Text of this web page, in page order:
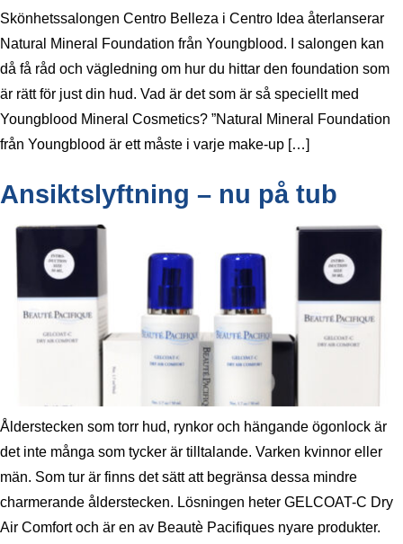
Skönhetssalongen Centro Belleza i Centro Idea återlanserar
Natural Mineral Foundation från Youngblood. I salongen kan
då få råd och vägledning om hur du hittar den foundation som
är rätt för just din hud. Vad är det som är så speciellt med
Youngblood Mineral Cosmetics? ”Natural Mineral Foundation
från Youngblood är ett måste i varje make-up […]
Ansiktslyftning – nu på tub
Ålderstecken som torr hud, rynkor och hängande ögonlock är
det inte många som tycker är tilltalande. Varken kvinnor eller
män. Som tur är finns det sätt att begränsa dessa mindre
charmerande ålderstecken. Lösningen heter GELCOAT-C Dry
Air Comfort och är en av Beautè Pacifiques nyare produkter.